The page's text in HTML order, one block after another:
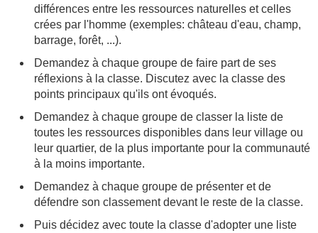
différences entre les ressources naturelles et celles
crées par l'homme (exemples: château d'eau, champ,
barrage, forêt, ...).
Demandez à chaque groupe de faire part de ses
réflexions à la classe. Discutez avec la classe des
points principaux qu'ils ont évoqués.
Demandez à chaque groupe de classer la liste de
toutes les ressources disponibles dans leur village ou
leur quartier, de la plus importante pour la communauté
à la moins importante.
Demandez à chaque groupe de présenter et de
défendre son classement devant le reste de la classe.
Puis décidez avec toute la classe d'adopter une liste